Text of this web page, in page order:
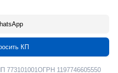
КП
773101001ОГРН 1197746605550